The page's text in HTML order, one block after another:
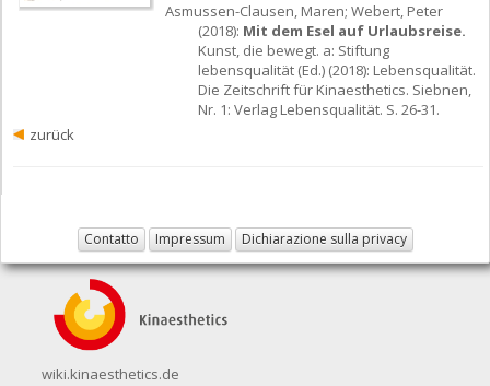
Asmussen-Clausen, Maren; Webert, Peter
(2018): Mit dem Esel auf Urlaubsreise.
Kunst, die bewegt. a: Stiftung
lebensqualität (Ed.) (2018): Lebensqualität.
Die Zeitschrift für Kinaesthetics. Siebnen,
Nr. 1: Verlag Lebensqualität. S. 26-31.
zurück
Contatto Impressum Dichiarazione sulla privacy
wiki.kinaesthetics.de